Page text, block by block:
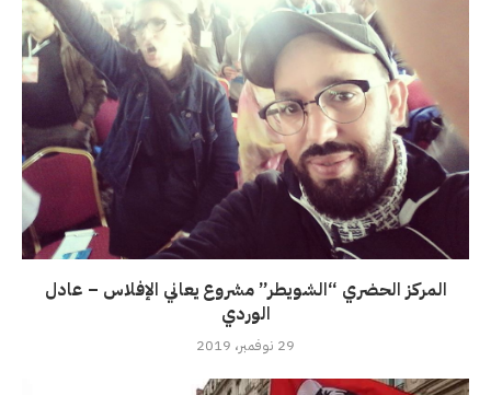
المركز الحضري “الشويطر” مشروع يعاني الإفلاس – عادل
الوردي
29 نوفمبر، 2019